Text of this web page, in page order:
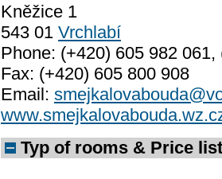
Kněžice 1
543 01 Vrchlabí
Phone: (+420) 605 982
Fax: (+420) 605 800 908
Email:
Typ of rooms & Price